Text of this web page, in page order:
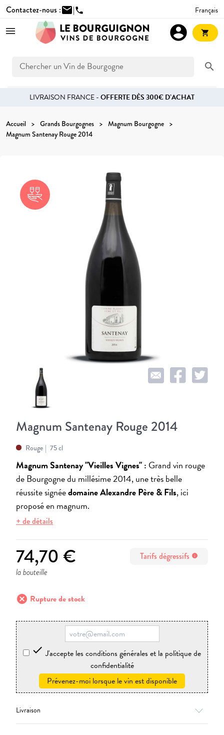
Contactez-nous :mail|phone Français
search
account_circle shopping_cart
LIVRAISON FRANCE -OFFERTE DÈS 300€ D’ACHAT
Accueil Grands Bourgognes
Magnum Bourgogne
Magnum Santenay Rouge 2014
Magnum Santenay Rouge 2014
Rouge 75 cl
Magnum Santenay "Vieilles Vignes" : Grand vin rouge
de Bourgogne du millésime 2014, une très belle
réussite signéedomaine Alexandre Père & Fils, ici
proposé en magnum.
+ de détails
74,70 € Tarifs dégressifs info
la bouteille
cancel Rupture de stock
 J'accepte les conditions générales et la politique de
confidentialité
Prévenez-moi lorsque le vin est disponible
Livraison